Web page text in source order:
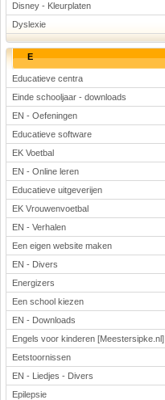
Disney - Kleurplaten
Dyslexie
E
Educatieve centra
Einde schooljaar - downloads
EN - Oefeningen
Educatieve software
EK Voetbal
EN - Online leren
Educatieve uitgeverijen
EK Vrouwenvoetbal
EN - Verhalen
Een eigen website maken
EN - Divers
Energizers
Een school kiezen
EN - Downloads
Engels voor kinderen [Meestersipke.nl]
Eetstoornissen
EN - Liedjes - Divers
Epilepsie